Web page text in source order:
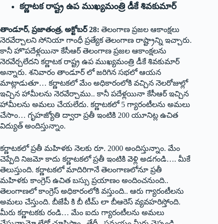
కర్ణాటక రాష్ట్ర ఉప ముఖ్యమంత్రి డీకే శివకుమార్‌
తాండూర్‌, ‌ప్రజాతంత్ర, అక్టోబర్‌ 28: ‌ తెలంగాణ ప్రజల ఆకాంక్షలు
నెరవేర్చాలని సోనియా గాంధీ ప్రత్యేక తెలంగాణ రాష్ట్రాన్ని ఇచ్చారు.
కానీ హొపదేళ్లయినా కేసీఆర్‌ ‌తెలంగాణ ప్రజల ఆకాంక్షలను
నెరవేర్చలేదని కర్ణాటక రాష్ట్ర ఉప ముఖ్యమంత్రి డీకే శివకుమార్‌
అన్నారు. శనివారం తాండూర్‌ ‌లో జరిగిన సభలో ఆయన
మాట్లాడుతూ… కర్ణాటకలో మేం అధికారంలోకి వచ్చిన నెలరోజుల్లో
ఇచ్చిన హామీలను నెరవేర్చాము.. కానీ పదేళ్లయినా కేసీఆర్‌ ఇచ్చిన
హామీలను అమలు చేయలేదు. కర్ణాటకలో 5 గ్యారంటీలను అమలు
చేసాం… గృహజ్యోతి ద్వారా ప్రతీ ఇంటికి 200 యూనిట్ల ఉచిత
విద్యుత్‌ అం‌దిస్తున్నాం.
కర్ణాటకలో ప్రతీ మహిళకు నెలకు రూ. 2000 అందిస్తున్నాం. మేం
చెప్పేది నిజమో కాదు కర్ణాటకలో ప్రతీ ఇంటికి వెళ్లి అడగండి…. మీకే
తెలుస్తుంది. కర్ణాటకలో మాదిరిగానే తెలంగాణలోనూ ప్రతీ
మహిళకు కాంగ్రెస్‌ ఉచిత బస్సు ప్రయాణం అందించనుంది..
తెలంగాణలో కాంగ్రెస్‌ అధికారంలోకి వస్తుంది.. ఆరు గ్యారంటీలను
అమలు చేస్తుంది. బీజేపీ కి బీ టీమ్‌ ‌లా బీఆరెస్‌ ‌వ్యవహరిస్తోంది.
మీరు కర్ణాటకకు రండి… మేం ఐదు గ్యారంటీలను అమలు